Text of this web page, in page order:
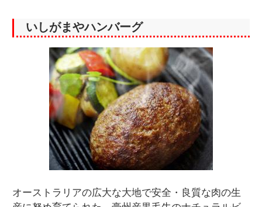
いしがまやハンバーグ
オーストラリアの広大な大地で安全・良質な肉の生